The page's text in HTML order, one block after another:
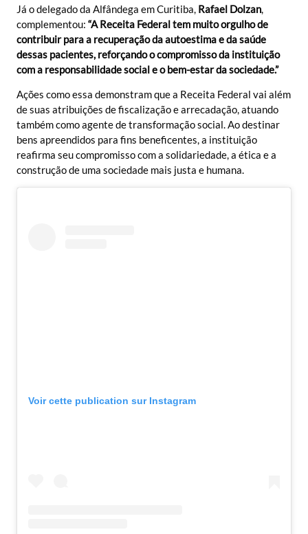
Já o delegado da Alfândega em Curitiba, Rafael Dolzan,
complementou: “A Receita Federal tem muito orgulho de
contribuir para a recuperação da autoestima e da saúde
dessas pacientes, reforçando o compromisso da instituição
com a responsabilidade social e o bem-estar da sociedade.”
Ações como essa demonstram que a Receita Federal vai além
de suas atribuições de fiscalização e arrecadação, atuando
também como agente de transformação social. Ao destinar
bens apreendidos para fins beneficentes, a instituição
reafirma seu compromisso com a solidariedade, a ética e a
construção de uma sociedade mais justa e humana.
Voir cette publication sur Instagram